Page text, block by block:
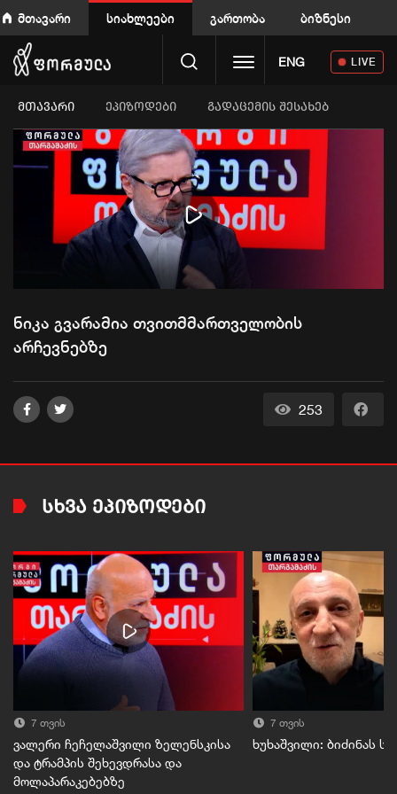
მთავარი სიახლეები გართობა ბიზნესი
Toggle navigation
ENG LIVE
ᲛᲗᲐᲕᲐᲠᲘ ეპიზოდები გადაცემის შესახებ
Play
Video
ნიკა გვარამია თვითმმართველობის
არჩევნებზე
253
ᲡᲮᲕᲐ ᲔᲞᲘᲖᲝᲓᲔᲑᲘ
7 თვის
ვალერი ჩეჩელაშვილი ზელენსკისა
და ტრამპის შეხევდრასა და
მოლაპარაკებებზე
7 თვის
ხუხაშვილი: ბიძინას